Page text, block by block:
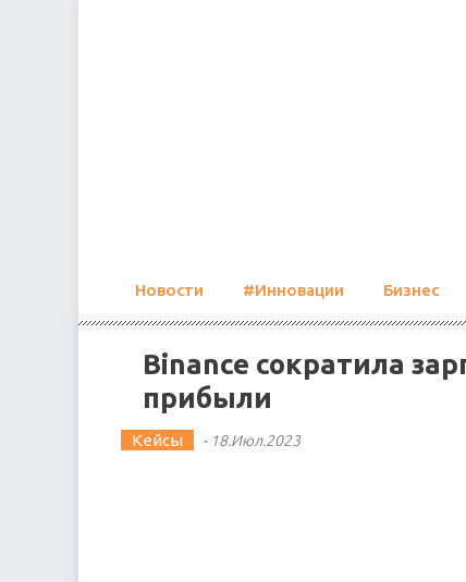
Новости #Инновации Бизнес
Binance сократила
прибыли
Кейсы - 18.Июл.2023